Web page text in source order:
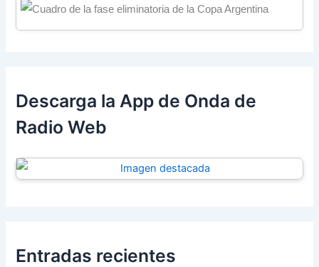
Descarga la App de Onda de
Radio Web
Entradas recientes